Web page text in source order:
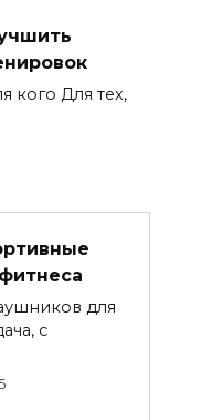
кого Для тех,
для
с